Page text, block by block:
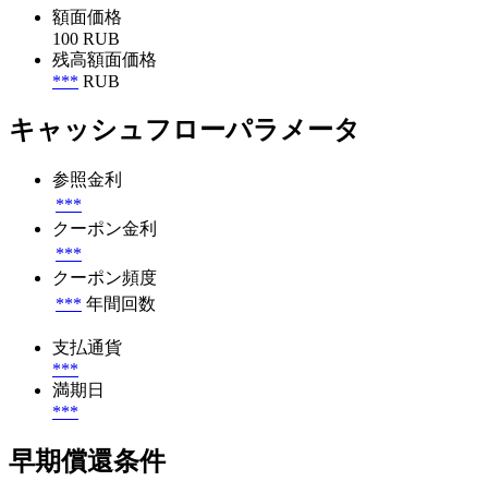
額面価格
100 RUB
残高額面価格
*** RUB
キャッシュフローパラメータ
参照金利
***
クーポン金利
***
クーポン頻度
*** 年間回数
支払通貨
***
満期日
***
早期償還条件